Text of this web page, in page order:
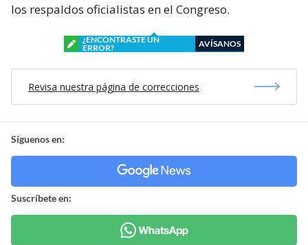
los respaldos oficialistas en el Congreso.
¿ENCONTRASTE UN
ERROR?
AVÍSANOS
Revisa nuestra página de correcciones
Síguenos en:
Suscríbete en: